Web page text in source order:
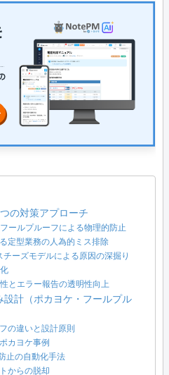
の対策アプローチ
ールプルーフによる物理的防止
定型業務の人為的ミス排除
ーズモデルによる原因の深掘り
とエラー報告の透明性向上
計（ポカヨケ・フールプル
の違いと設計原則
カヨケ事例
止の自動化手法
からの脱却